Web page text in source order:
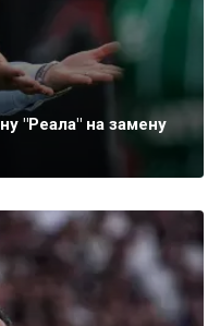
"Реала" на замену